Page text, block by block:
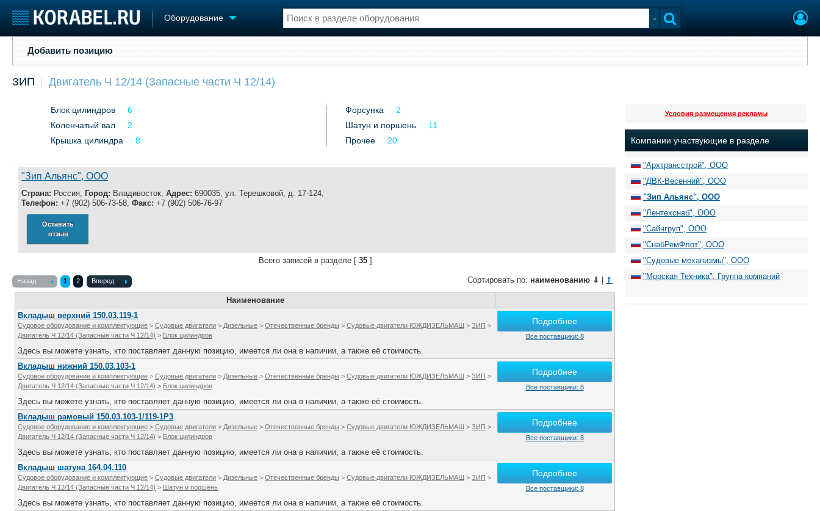
Оборудование
Судостроение
Пульс
Компании
Репутация
Журнал
Реклама
Торговая площадка
Доска объявлений
Оборудование
Изделия
Материалы
Конференции
Выставки и семинары
Флот
Отзывы
Все службы
Добавить позицию
ЗИП Двигатель Ч 12/14 (Запасные части Ч 12/14)
Блок цилиндров
6
Коленчатый вал
2
Крышка цилиндра
8
Форсунка
2
Шатун и поршень
11
Прочее
20
"Зип Альянс", ООО
Страна: Россия, Город: Владивосток, Адрес: 690035, ул. Терешковой, д. 17-124,
Телефон: +7 (902) 506-73-58, Факс: +7 (902) 506-76-97
Оставить
отзыв
Всего записей в разделе [ 35 ]
Назад 1 2 Вперед Сортировать по: наименованию ⇓ ⇑
Наименование
Вкладыш верхний 150.03.119-1
Судовое оборудование и комплектующие > Судовые двигатели > Дизельные > Отечественные бренды > Судовые двигатели ЮЖДИЗЕЛЬМАШ > ЗИП >
Двигатель Ч 12/14 (Запасные части Ч 12/14) > Блок цилиндров
Здесь вы можете узнать, кто поставляет данную позицию, имеется ли она в наличии, а также её стоимость.
Подробнее
Все поставщики: 8
Вкладыш нижний 150.03.103-1
Судовое оборудование и комплектующие > Судовые двигатели > Дизельные > Отечественные бренды > Судовые двигатели ЮЖДИЗЕЛЬМАШ > ЗИП >
Двигатель Ч 12/14 (Запасные части Ч 12/14) > Блок цилиндров
Здесь вы можете узнать, кто поставляет данную позицию, имеется ли она в наличии, а также её стоимость.
Подробнее
Все поставщики: 8
Вкладыш рамовый 150.03.103-1/119-1Р3
Судовое оборудование и комплектующие > Судовые двигатели > Дизельные > Отечественные бренды > Судовые двигатели ЮЖДИЗЕЛЬМАШ > ЗИП >
Двигатель Ч 12/14 (Запасные части Ч 12/14) > Блок цилиндров
Здесь вы можете узнать, кто поставляет данную позицию, имеется ли она в наличии, а также её стоимость.
Подробнее
Все поставщики: 8
Вкладыш шатуна 164.04.110
Судовое оборудование и комплектующие > Судовые двигатели > Дизельные > Отечественные бренды > Судовые двигатели ЮЖДИЗЕЛЬМАШ > ЗИП >
Двигатель Ч 12/14 (Запасные части Ч 12/14) > Шатун и поршень
Здесь вы можете узнать, кто поставляет данную позицию, имеется ли она в наличии, а также её стоимость.
Подробнее
Все поставщики: 8
Условия размещения рекламы
Компании участвующие в разделе
"Архтрансстрой", ООО
"ДВК-Весенний", ООО
"Зип Альянс", ООО
"Лентехснаб", ООО
"Сайнгруп", ООО
"СнабРемФлот", ООО
"Судовые механизмы", ООО
"Морская Техника", Группа компаний